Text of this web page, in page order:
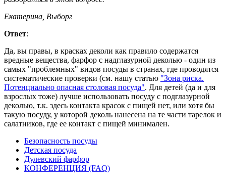
Екатерина, Выборг
Ответ:
Да, вы правы, в красках деколи как правило содержатся
вредные вещества, фарфор с надглазурной деколью - один из
самых "проблемных" видов посуды в странах, где проводятся
систематические проверки (см. нашу статью "Зона риска.
Потенциально опасная столовая посуда". Для детей (да и для
взрослых тоже) лучше использовать посуду с подглазурной
деколью, т.к. здесь контакта красок с пищей нет, или хотя бы
такую посуду, у которой деколь нанесена на те части тарелок и
салатников, где ее контакт с пищей минимален.
Безопасность посуды
Детская посуда
Дулевский фарфор
КОНФЕРЕНЦИЯ (FAQ)